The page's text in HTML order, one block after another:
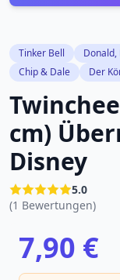
Tinker Bell Donald,
Chip & Dale
Der
cm)
Disney
5.0
(1 Bewertungen)
7,90 €